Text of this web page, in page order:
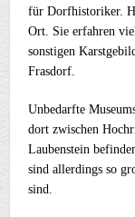
für Dorfhistoriker.
Ort. Sie erfahren
sonstigen
Frasdorf.
Unbedarfte
dort zwischen
Laubenstein
sind allerdings so
sind.